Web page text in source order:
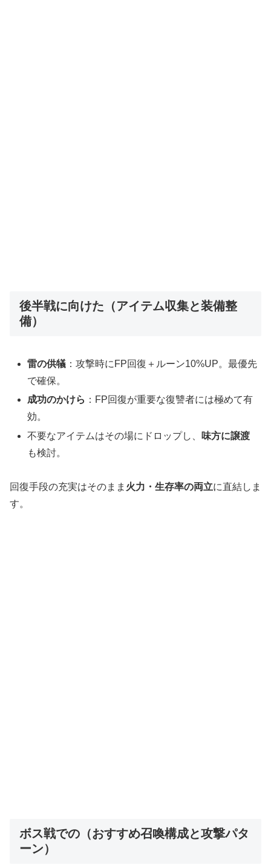
後半戦に向けた（アイテム収集と装備整
備）
雷の供犠 ：攻撃時にFP回復＋ルーン10%UP。最優先
で確保。
成功のかけら ：FP回復が重要な復讐者には極めて有
効。
不要なアイテムはその場にドロップし、
味方に譲渡
も検討。
回復手段の充実はそのまま 火力・生存率の両立に直結しま
す。
ボス戦での（おすすめ召喚構成と攻撃パタ
ーン）